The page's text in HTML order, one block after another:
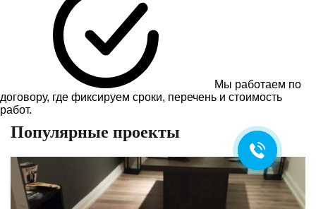
Мы работаем по
договору, где фиксируем сроки, перечень и стоимость
работ.
Популярные проекты